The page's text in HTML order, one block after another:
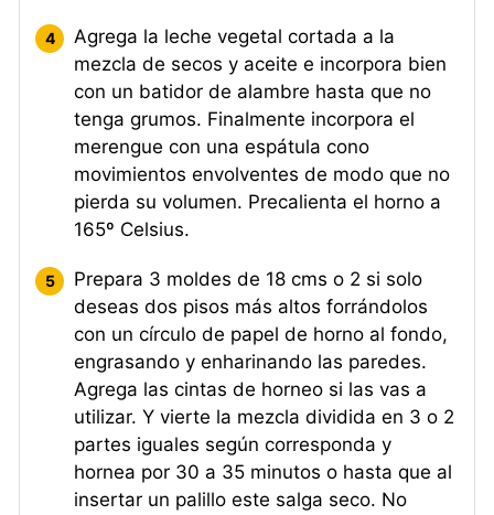
Agrega la leche vegetal cortada a la
mezcla de secos y aceite e incorpora bien
con un batidor de alambre hasta que no
tenga grumos. Finalmente incorpora el
merengue con una espátula cono
movimientos envolventes de modo que no
pierda su volumen. Precalienta el horno a
165º Celsius.
Prepara 3 moldes de 18 cms o 2 si solo
deseas dos pisos más altos forrándolos
con un círculo de papel de horno al fondo,
engrasando y enharinando las paredes.
Agrega las cintas de horneo si las vas a
utilizar. Y vierte la mezcla dividida en 3 o 2
partes iguales según corresponda y
hornea por 30 a 35 minutos o hasta que al
insertar un palillo este salga seco. No